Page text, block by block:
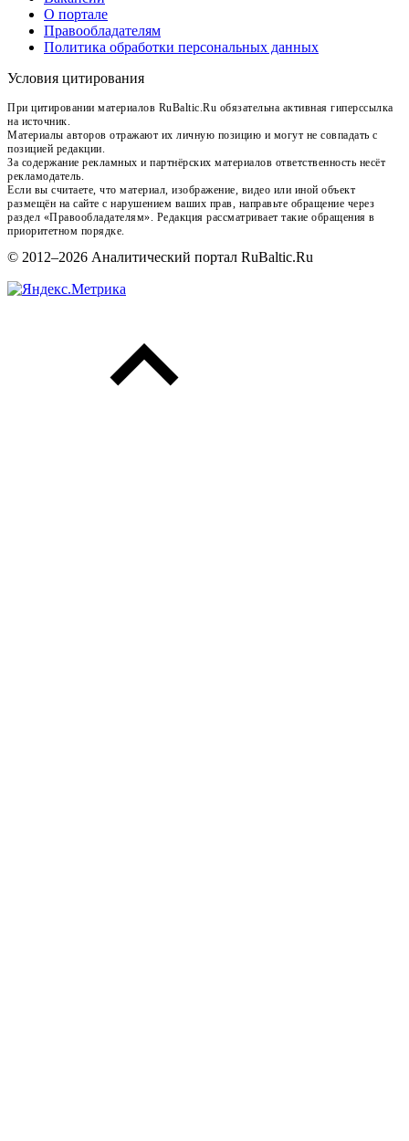
О портале
Правообладателям
Политика обработки персональных данных
Условия цитирования
При цитировании материалов RuBaltic.Ru обязательна активная гиперссылка
на источник.
Материалы авторов отражают их личную позицию и могут не совпадать с
позицией редакции.
За содержание рекламных и партнёрских материалов ответственность несёт
рекламодатель.
Если вы считаете, что материал, изображение, видео или иной объект
размещён на сайте с нарушением ваших прав, направьте обращение через
раздел «Правообладателям». Редакция рассматривает такие обращения в
приоритетном порядке.
© 2012–2026 Аналитический портал RuBaltic.Ru